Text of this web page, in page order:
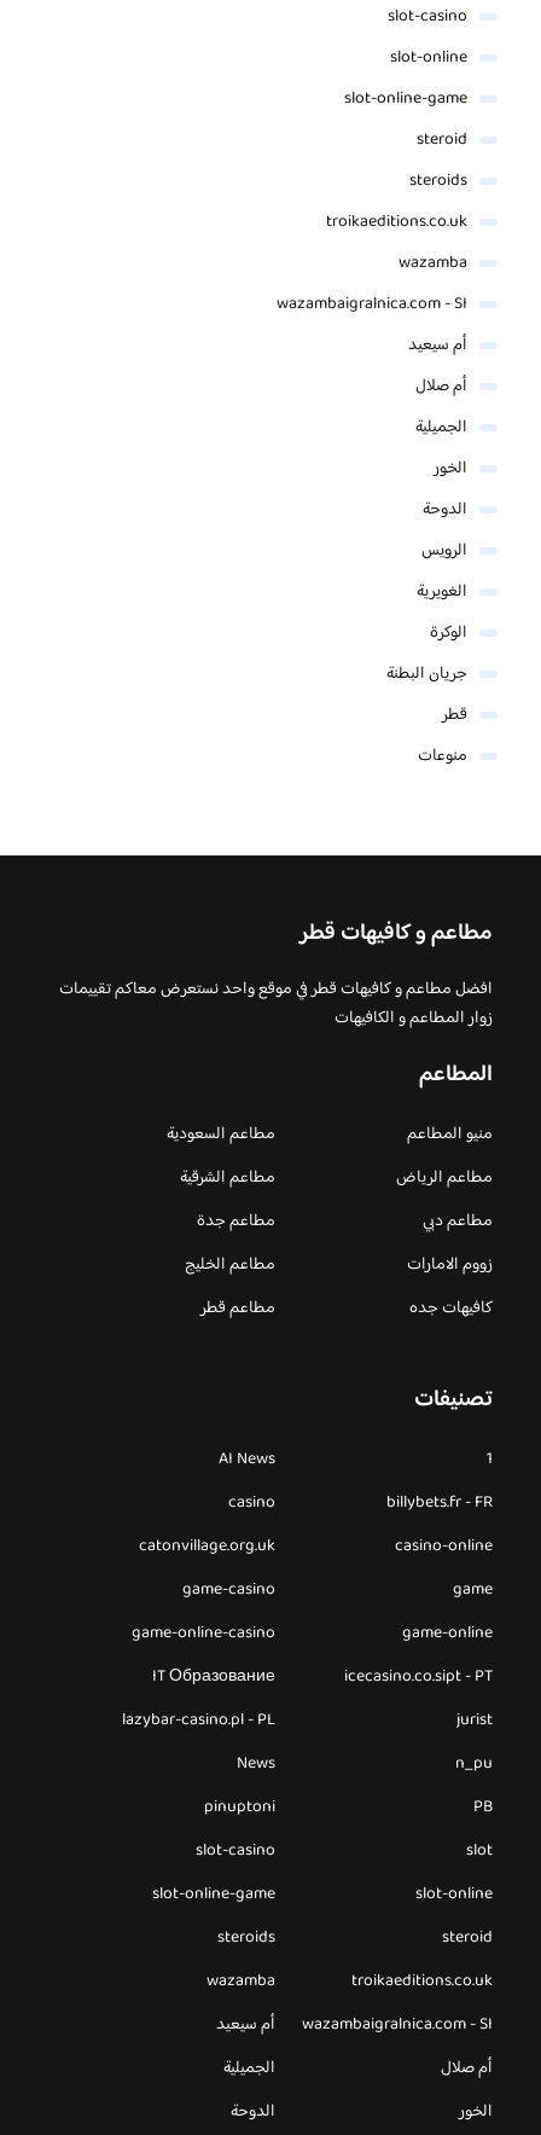
slot-casino
slot-online
slot-online-game
steroid
steroids
troikaeditions.co.uk
wazamba
wazambaigralnica.com - SI
أم سيعيد
أم صلال
الجميلية
الخور
الدوحة
الرويس
الغويرية
الوكرة
جريان البطنة
قطر
منوعات
مطاعم و كافيهات قطر
افضل مطاعم و كافيهات قطر في موقع واحد نستعرض معاكم تقييمات
زوار المطاعم و الكافيهات
المطاعم
منيو المطاعم
مطاعم السعودية
مطاعم الرياض
مطاعم الشرقية
مطاعم دبي
مطاعم جدة
زووم الامارات
مطاعم الخليج
كافيهات جده
مطاعم قطر
تصنيفات
1
AI News
billybets.fr - FR
casino
casino-online
catonvillage.org.uk
game
game-casino
game-online
game-online-casino
icecasino.co.sipt - PT
IT Образование
jurist
lazybar-casino.pl - PL
n_pu
News
PB
pinuptoni
slot
slot-casino
slot-online
slot-online-game
steroid
steroids
troikaeditions.co.uk
wazamba
wazambaigralnica.com - SI
أم سيعيد
أم صلال
الجميلية
الخور
الدوحة